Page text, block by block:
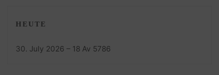
HEUTE
30. July 2026 – 18 Av 5786